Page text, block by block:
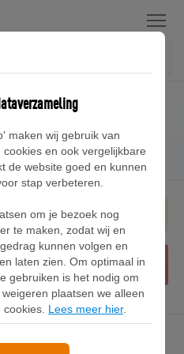
Menu
product
maken wij gebruik van
en ook vergelijkbare
de website goed en kunnen
stap verbeteren.
om je bezoek nog
te maken, zodat wij en
kunnen volgen en
laten zien. Om optimaal in
gebruiken is het nodig om
plaatsen we alleen
Lees meer hier.